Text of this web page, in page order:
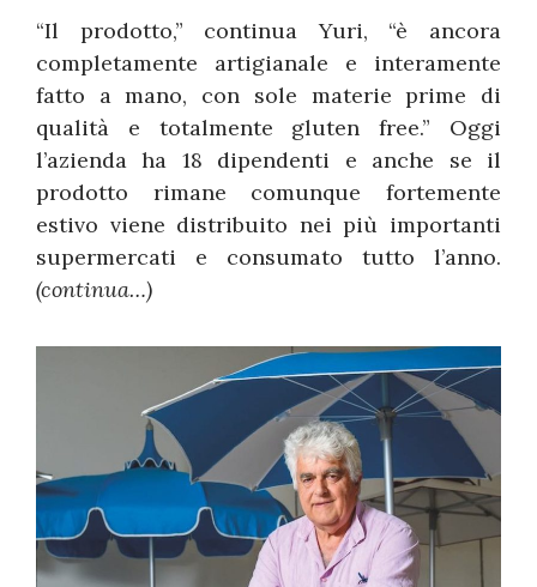
“Il prodotto,” continua Yuri, “è ancora
completamente artigianale e interamente
fatto a mano, con sole materie prime di
qualità e totalmente gluten free.” Oggi
l’azienda ha 18 dipendenti e anche se il
prodotto rimane comunque fortemente
estivo viene distribuito nei più importanti
supermercati e consumato tutto l’anno.
(continua…)